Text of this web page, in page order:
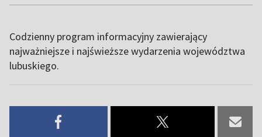
Codzienny program informacyjny zawierający
najważniejsze i najświeższe wydarzenia województwa
lubuskiego.